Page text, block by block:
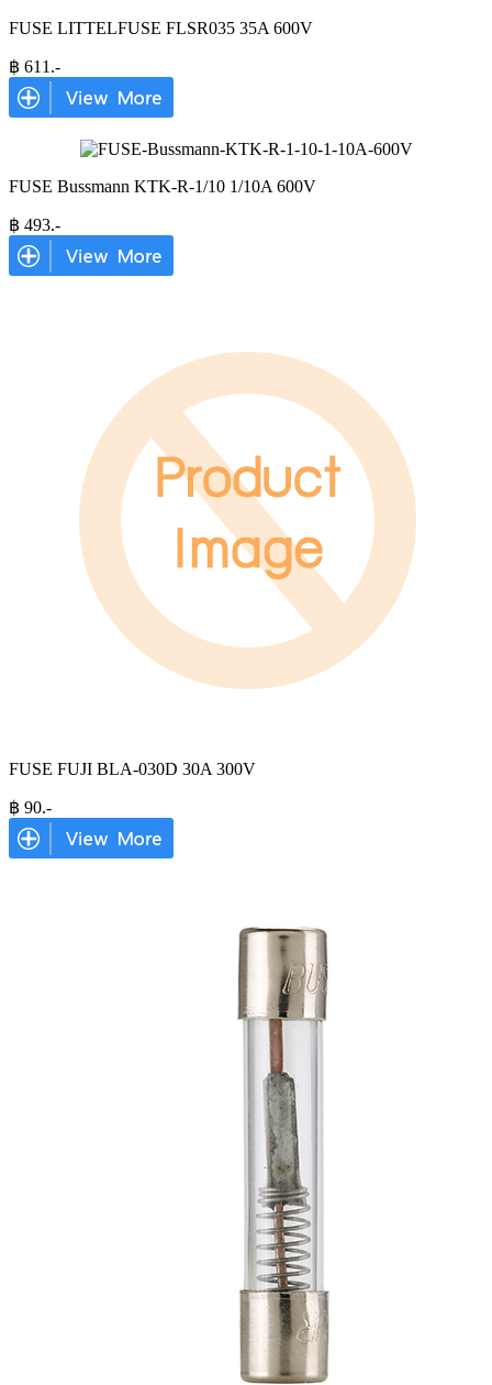
FUSE LITTELFUSE FLSR035 35A 600V
฿ 611 .-
FUSE Bussmann KTK-R-1/10 1/10A 600V
฿ 493.-
FUSE FUJI BLA-030D 30A 300V
฿ 90.-